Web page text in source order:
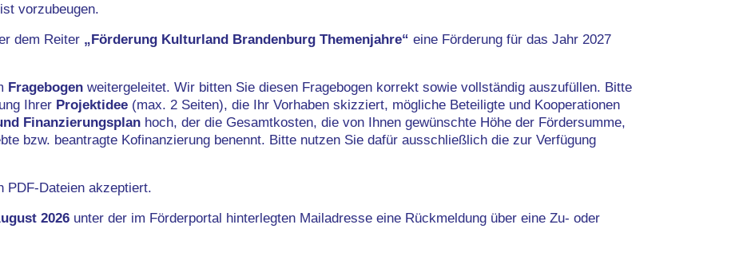
vorzubeugen.
dem Reiter „Förderung Kulturland Brandenburg Themenjahre“ eine Förderung für das Jahr 2027
Fragebogen weitergeleitet. Wir bitten Sie diesen Fragebogen korrekt sowie vollständig auszufüllen. Bitte
Ihrer Projektidee (max. 2 Seiten), die Ihr Vorhaben skizziert, mögliche Beteiligte und Kooperationen
Finanzierungsplan hoch, der die Gesamtkosten, die von Ihnen gewünschte Höhe der Fördersumme,
bzw. beantragte Kofinanzierung benennt. Bitte nutzen Sie dafür ausschließlich die zur Verfügung
PDF-Dateien akzeptiert.
2026 unter der im Förderportal hinterlegten Mailadresse eine Rückmeldung über eine Zu- oder